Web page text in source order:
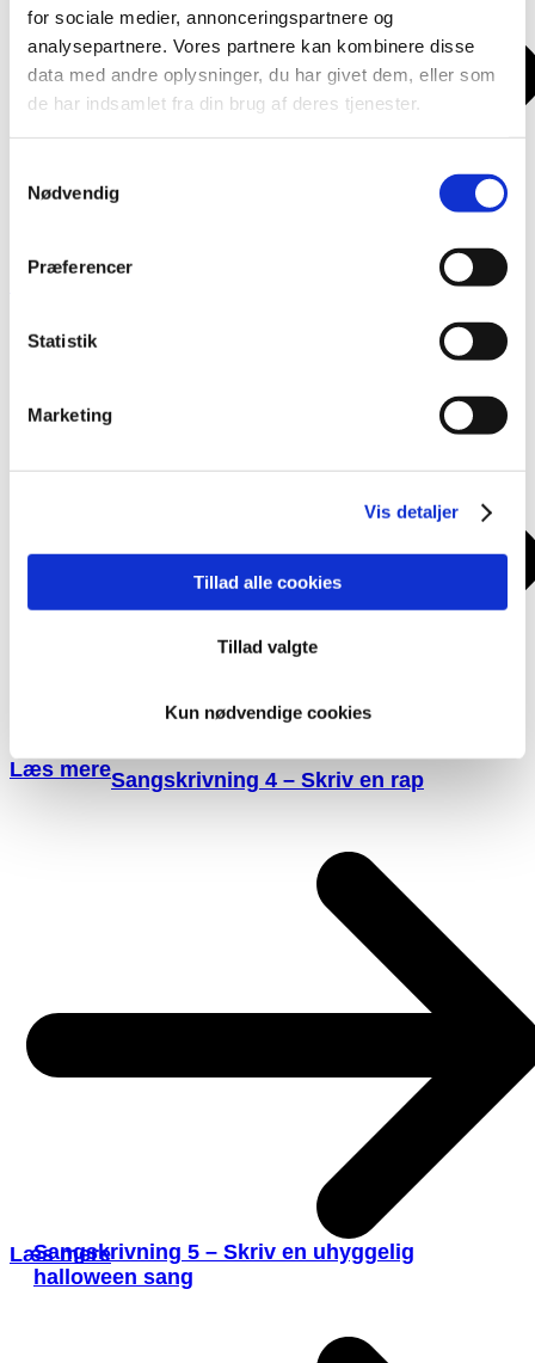
for sociale medier, annonceringspartnere og
analysepartnere. Vores partnere kan kombinere disse
data med andre oplysninger, du har givet dem, eller som
de har indsamlet fra din brug af deres tjenester.
Nødvendig
Præferencer
Statistik
Marketing
Vis detaljer
Tillad alle cookies
Tillad valgte
Kun nødvendige cookies
Sangskrivning 2 – Skriv et omkvæd med
Læs mereSangskrivning 4 – Skriv en rap
Læs mere
Sangskrivning 5 – Skriv en uhyggelig
halloween sang